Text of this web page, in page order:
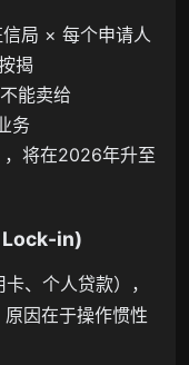
局 × 每个申请人
揭
能卖给
务
将在2026年升至
Lock-in)
、个人贷款），
因在于操作惯性